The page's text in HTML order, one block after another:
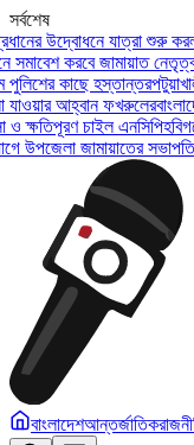
সর্বশেষ
যাত্রা শুরু করল আর্মি
জামায়াত নেতৃত্বাধীন ১১
হস্তান্তরপটুয়াখালীতে
ফখরুলেরবাংলাদেশকে
চাইল এনসিপিহবিগঞ্জে
সভাপতির বিরুদ্ধে
বাংলাদেশআন্তর্জাতিক